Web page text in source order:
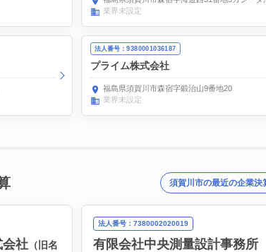
業界未設定
法人番号：9380001036187
プライム株式会社
福島県須賀川市森宿字鍛治山9番地20
業界未設定
須賀川市の最近の企業決
会社 （旧名
法人番号：7380002020019
有限会社中央測量設計事務所